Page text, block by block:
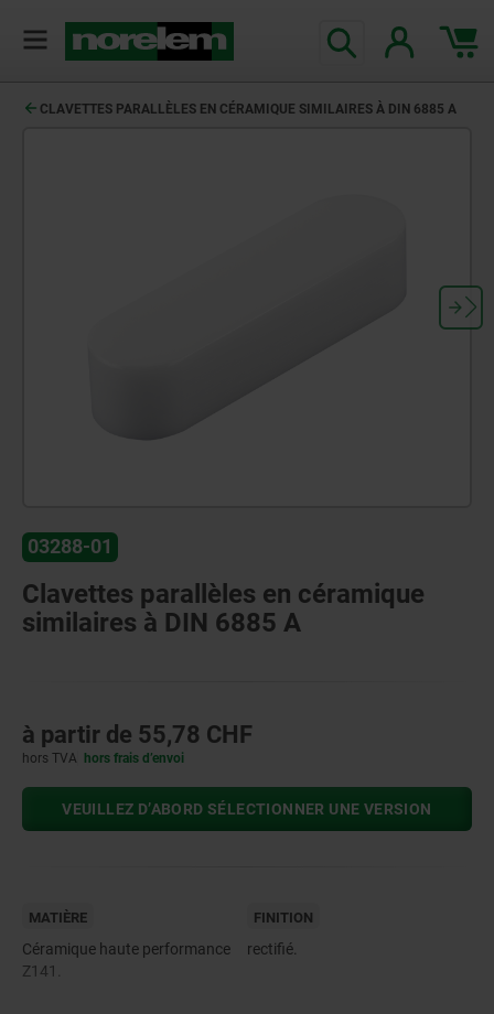
CLAVETTES PARALLÈLES EN CÉRAMIQUE SIMILAIRES À DIN 6885 A
03288-01
Clavettes parallèles en céramique
similaires à DIN 6885 A
à partir de 55,78 CHF
hors TVA hors frais d’envoi
VEUILLEZ D’ABORD SÉLECTIONNER UNE VERSION
MATIÈRE
Céramique haute performance
Z141.
FINITION
rectifié.